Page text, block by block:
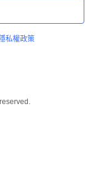
隱私權政策